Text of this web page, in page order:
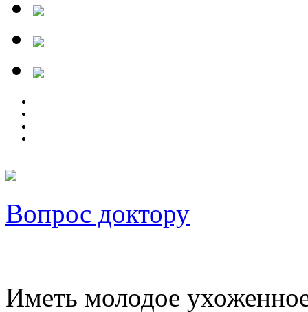
Вопрос доктору
Иметь молодое